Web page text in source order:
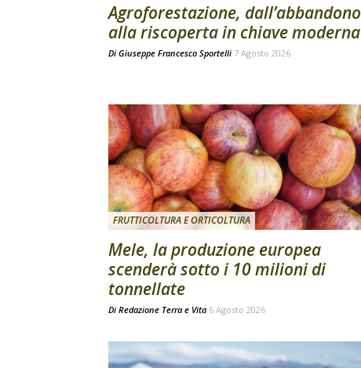
Agroforestazione, dall’abbandono
alla riscoperta in chiave moderna
Di Giuseppe Francesco Sportelli 7 Agosto 2026
FRUTTICOLTURA E ORTICOLTURA
Mele, la produzione europea
scenderà sotto i 10 milioni di
tonnellate
Di Redazione Terra e Vita 6 Agosto 2026